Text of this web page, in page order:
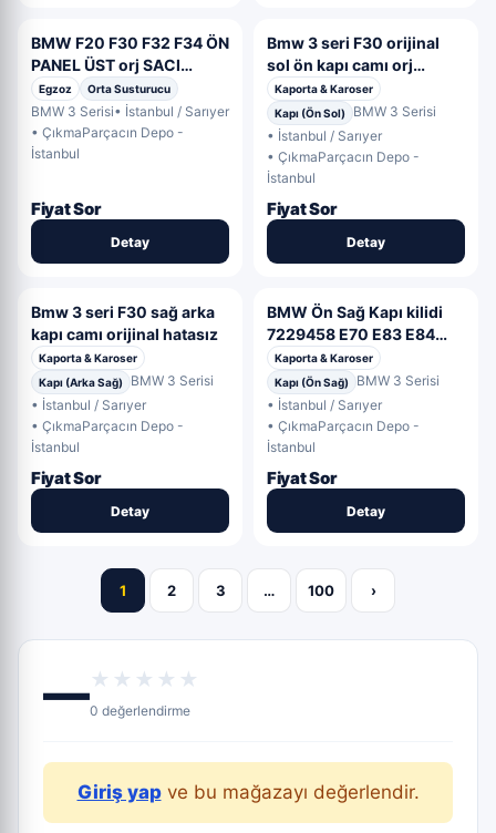
BMW F20 F30 F32 F34 ÖN
PANEL ÜST orj SACI
7245786 OEM 7245786
Egzoz Orta Susturucu
BMW 3 Serisi• İstanbul / Sarıyer
• ÇıkmaParçacın Depo -
İstanbul
Fiyat Sor
Detay
Bmw 3 seri F30 orijinal
sol ön kapı camı orj
hatasız
Kaporta & Karoser
Kapı (Ön Sol)
BMW 3 Serisi
• İstanbul / Sarıyer
• ÇıkmaParçacın Depo -
İstanbul
Fiyat Sor
Detay
Bmw 3 seri F30 sağ arka
kapı camı orijinal hatasız
Kaporta & Karoser
Kapı (Arka Sağ)
BMW 3 Serisi
• İstanbul / Sarıyer
• ÇıkmaParçacın Depo -
İstanbul
Fiyat Sor
Detay
BMW Ön Sağ Kapı kilidi
7229458 E70 E83 E84
F25 E60 E90 F01 F02
OEM 7229458
Kaporta & Karoser
Kapı (Ön Sağ)
BMW 3 Serisi
• İstanbul / Sarıyer
• ÇıkmaParçacın Depo -
İstanbul
Fiyat Sor
Detay
1 2 3 … 100 ›
—★★★★★
0 değerlendirme
Giriş yapve bu mağazayı değerlendir.